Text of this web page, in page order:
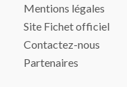
Mentions légales
Site Fichet officiel
Contactez-nous
Partenaires